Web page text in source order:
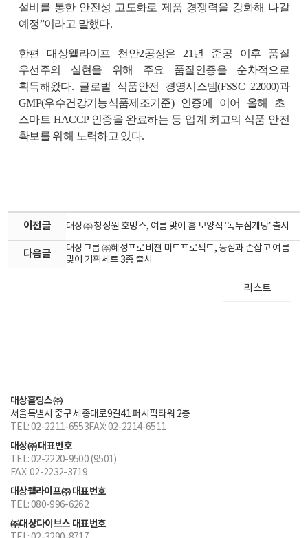
설비를 통한 안전성 고도화로 제품 경쟁력을 강화해 나갈
예정”이라고 말했다.
한편 대상웰라이프 천안2공장은 21 년 준공 이후 품질
우선주의 실현을 위해 주요 품질인증을 순차적으로
획득해왔다. 글로벌 식품안전 경영시스템(FSSC 22000)과
GMP(우수건강기능식품제조기준) 인증에 이어 올해 초
스마트 HACCP 인증을 완료하는 등 업계 최고의 식품 안전
확보를 위해 노력하고 있다.
이전글 대상㈜ 청정원 호밍스, 여름 맞이 홈 보양식 ‘녹두삼계탕’ 출시
다음글
대상그룹 ㈜혜성프로비젼 미트프로젝트, 농심과 손잡고 여름
맞이 기획세트 3종 출시
리스트
대상홀딩스㈜
서울특별시 중구 세종대로9길41 퍼시픽타워 2층
TEL: 02-2211-6553FAX: 02-2214-6511
대상㈜ 대표번호
TEL: 02-2220-9500 (9501)
FAX: 02-2232-3719
대상웰라이프㈜ 대표번호
TEL: 080-996-6262
㈜대상다이브스 대표번호